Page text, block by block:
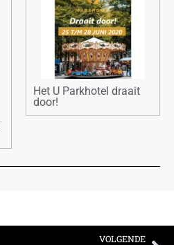
Het U Parkhotel draait
door!
VOLGENDE